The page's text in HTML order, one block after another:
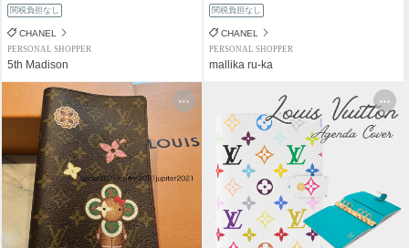
関税負担なし
CHANEL
PERSONAL SHOPPER
5th Madison
関税負担なし
CHANEL
PERSONAL SHOPPER
mallika ru-ka